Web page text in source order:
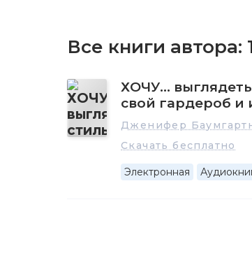
Все книги автора:
ХОЧУ…
свой гардероб и
Дженифер
Скачать бесплатно
Электронная